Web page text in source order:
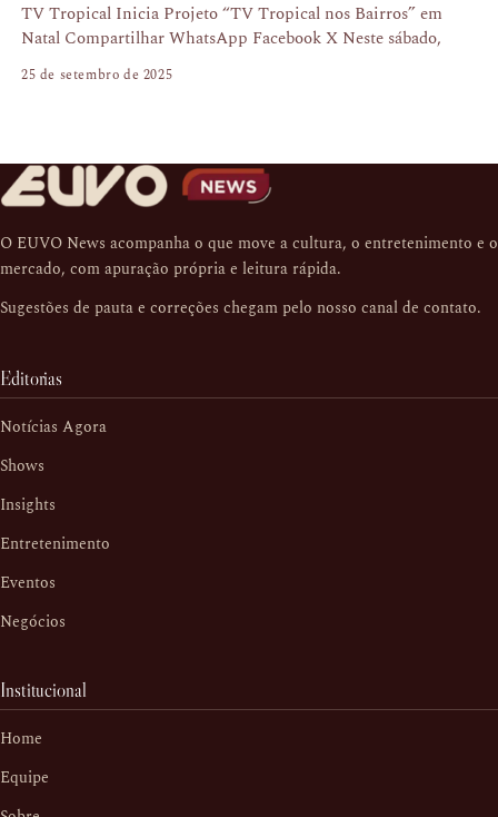
TV Tropical Inicia Projeto “TV Tropical nos Bairros” em
Natal Compartilhar WhatsApp Facebook X Neste sábado,
25 de setembro de 2025
O EUVO News acompanha o que move a cultura, o entretenimento e o
mercado, com apuração própria e leitura rápida.
Sugestões de pauta e correções chegam pelo nosso canal de contato.
Editorias
Notícias Agora
Shows
Insights
Entretenimento
Eventos
Negócios
Institucional
Home
Equipe